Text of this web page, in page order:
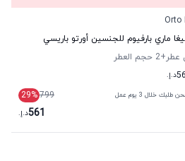
Orto
ماري بارفيوم للجنسين أورتو باريسي
+2
حجم العطر
د.إ.
خلال 3 يوم عمل 799
29%
561د.إ.